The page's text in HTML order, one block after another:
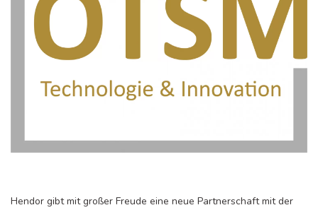
Hendor gibt mit großer Freude eine neue Partnerschaft mit der